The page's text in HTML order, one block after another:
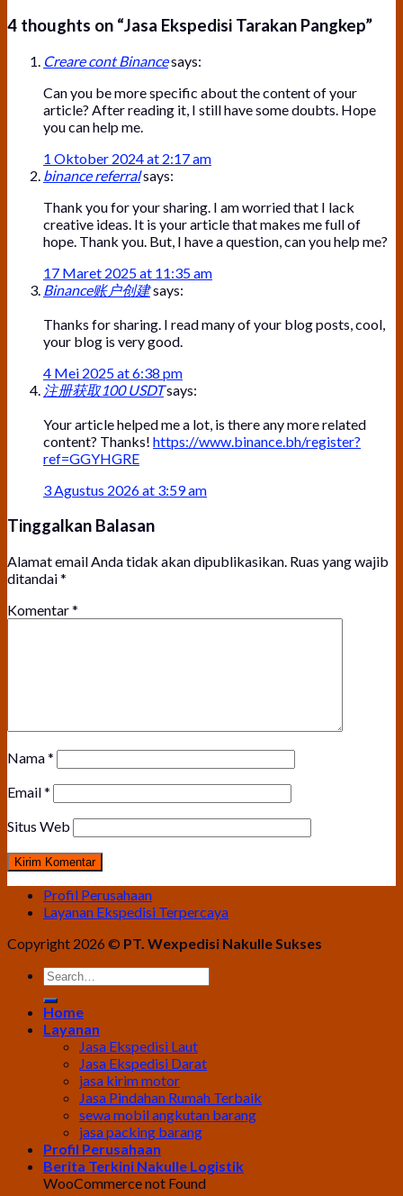
4 thoughts on “Jasa Ekspedisi Tarakan Pangkep”
Creare cont Binancesays:
Can you be more specific about the content of your
article? After reading it, I still have some doubts. Hope
you can help me.
1 Oktober 2024 at 2:17 am
binance referralsays:
Thank you for your sharing. I am worried that I lack
creative ideas. It is your article that makes me full of
hope. Thank you. But, I have a question, can you help me?
17 Maret 2025 at 11:35 am
Binance账户创建says:
Thanks for sharing. I read many of your blog posts, cool,
your blog is very good.
4 Mei 2025 at 6:38 pm
注册获取100 USDTsays:
Your article helped me a lot, is there any more related
content? Thanks! https://www.binance.bh/register?
ref=GGYHGRE
3 Agustus 2026 at 3:59 am
Tinggalkan Balasan
Alamat email Anda tidak akan dipublikasikan. Ruas yang wajib
ditandai*
Komentar*
Nama*
Email*
Situs Web
Profil Perusahaan
Layanan Ekspedisi Terpercaya
Copyright 2026 © PT. Wexpedisi Nakulle Sukses
Home
Layanan
Jasa Ekspedisi Laut
Jasa Ekspedisi Darat
jasa kirim motor
Jasa Pindahan Rumah Terbaik
sewa mobil angkutan barang
jasa packing barang
Profil Perusahaan
Berita Terkini Nakulle Logistik
WooCommerce not Found